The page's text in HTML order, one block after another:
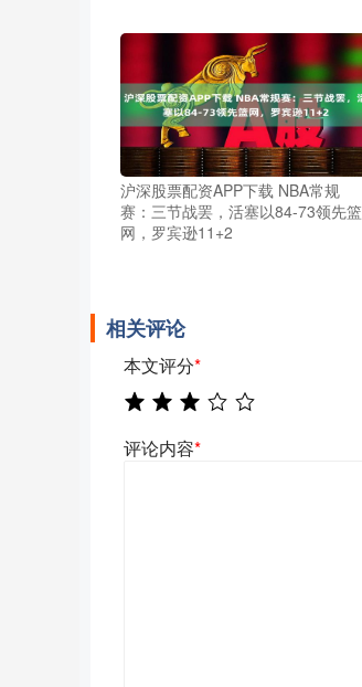
沪深股票配资APP下载 NBA常规
赛：三节战罢，活塞以84-73领先篮
网，罗宾逊11+2
相关评论
本文评分*
评论内容*